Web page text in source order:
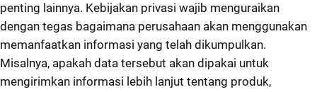
penting lainnya. Kebijakan privasi wajib menguraikan
dengan tegas bagaimana perusahaan akan menggunakan
memanfaatkan informasi yang telah dikumpulkan.
Misalnya, apakah data tersebut akan dipakai untuk
mengirimkan informasi lebih lanjut tentang produk,